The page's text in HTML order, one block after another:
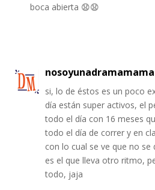
boca abierta 😧😧
nosoyunadramamama
si, lo de éstos es un poco
día están super activos, el
todo el día con 16 meses
todo el día de correr y en
con lo cual se ve que no
es el que lleva otro ritmo,
todo, jaja